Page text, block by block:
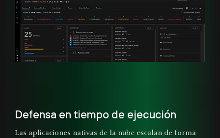
Defensa en tiempo de ejecución
Las aplicaciones nativas de la nube escalan de forma